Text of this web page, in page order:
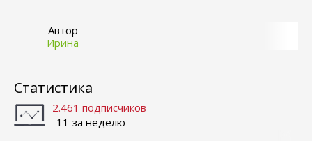
Автор
Ирина
Статистика
2.461 подписчиков
-11 за неделю